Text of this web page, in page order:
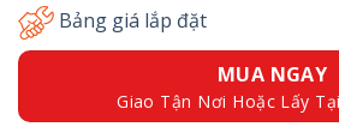
Bảng giá lắp đặt
MUA NGAY
Giao Tận Nơi Hoặc Lấy